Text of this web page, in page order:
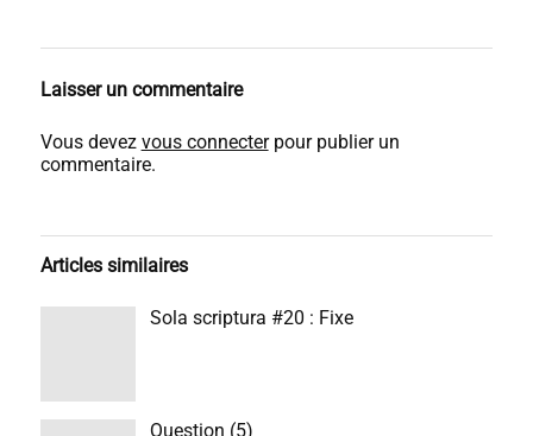
Laisser un commentaire
Vous devez vous connecterpour publier un
commentaire.
Articles similaires
Sola scriptura #20 : Fixe
Question (5)